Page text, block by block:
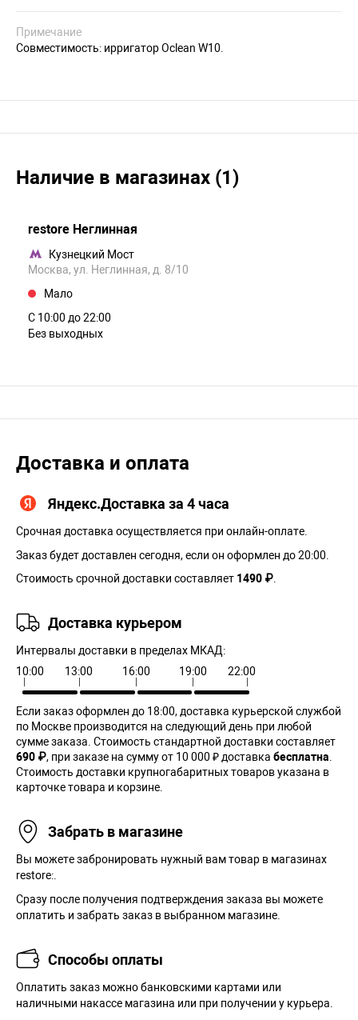
Примечание
Совместимость: ирригатор Oclean W10.
Наличие в магазинах (1)
restore Неглинная
Кузнецкий Мост
Москва, ул. Неглинная, д. 8/10
Мало
С 10:00 до 22:00
Без выходных
Доставка и оплата
Яндекс.Доставка за 4 часа
Срочная доставка осуществляется при онлайн-оплате.
Заказ будет доставлен сегодня, если он оформлен до 20:00.
Стоимость срочной доставки составляет 1490 ₽
Доставка курьером
Интервалы доставки в пределах МКАД:
10:00
13:00 16:00 19:00 22:00
Если заказ оформлен до 18:00, доставка курьерской службой
по Москве производится на следующий день при любой
сумме заказа. Cтоимость стандартной доставки составляет
690 ₽, при заказе на сумму от 10 000 ₽ доставка бесплатна
Стоимость доставки крупногабаритных товаров указана в
карточке товара и корзине.
Забрать в магазине
Вы можете забронировать нужный вам товар в магазинах
restore:.
Сразу после получения подтверждения заказа вы можете
оплатить и забрать заказ в выбранном магазине.
Способы оплаты
Оплатить заказ можно банковскими картами или
наличными накассе магазина или при получении у курьера.